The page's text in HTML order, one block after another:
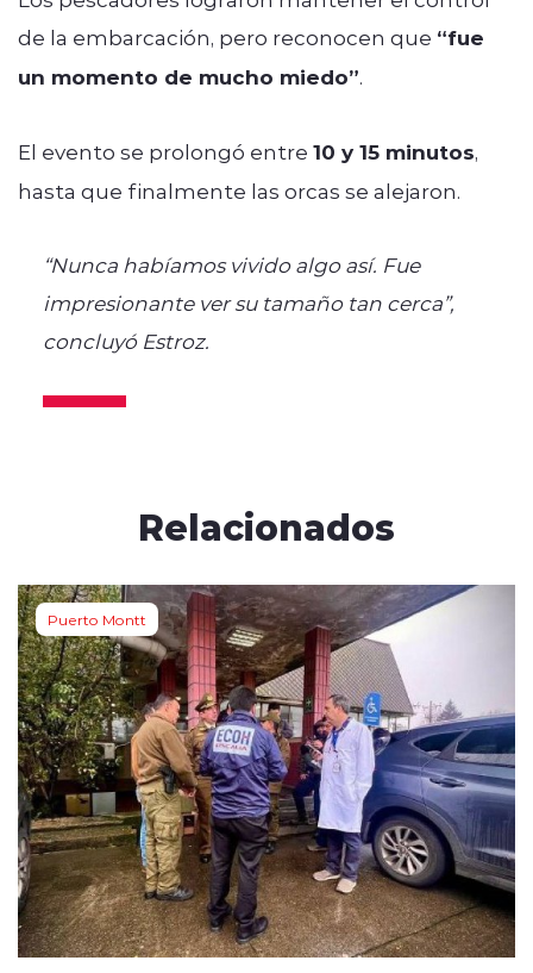
de la embarcación, pero reconocen que “fue
un momento de mucho miedo”.
El evento se prolongó entre 10 y 15 minutos,
hasta que finalmente las orcas se alejaron.
“Nunca habíamos vivido algo así. Fue
impresionante ver su tamaño tan cerca”,
concluyó Estroz.
Relacionados
Puerto Montt